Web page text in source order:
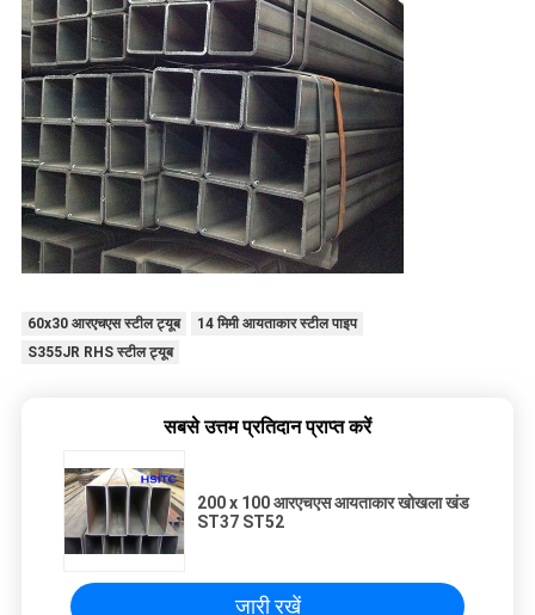
60x30 आरएचएस स्टील ट्यूब
14 मिमी आयताकार स्टील पाइप
S355JR RHS स्टील ट्यूब
सबसे उत्तम प्रतिदान प्राप्त करें
200 x 100 आरएचएस आयताकार खोखला खंड
ST37 ST52
जारी रखें